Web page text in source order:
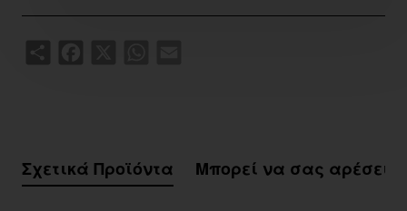
Σχετικά Προϊόντα Μπορεί να σας αρέσει